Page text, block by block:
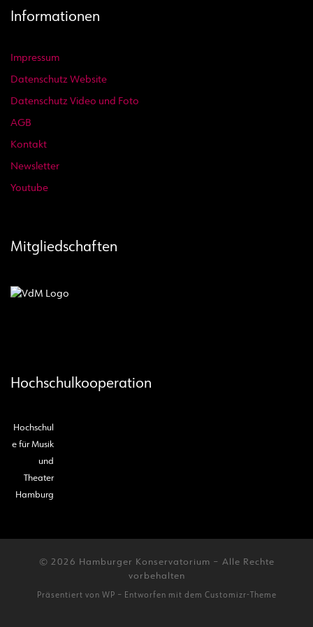
Informationen
Impressum
Datenschutz Website
Datenschutz Video und Foto
AGB
Kontakt
Newsletter
Youtube
Mitgliedschaften
Hochschulkooperation
Hochschul
e für Musik
und
Theater
Hamburg
© 2026 Hamburger Konservatorium – Alle Rechte
vorbehalten
Präsentiert von WP – Entworfen mit dem Customizr-Theme